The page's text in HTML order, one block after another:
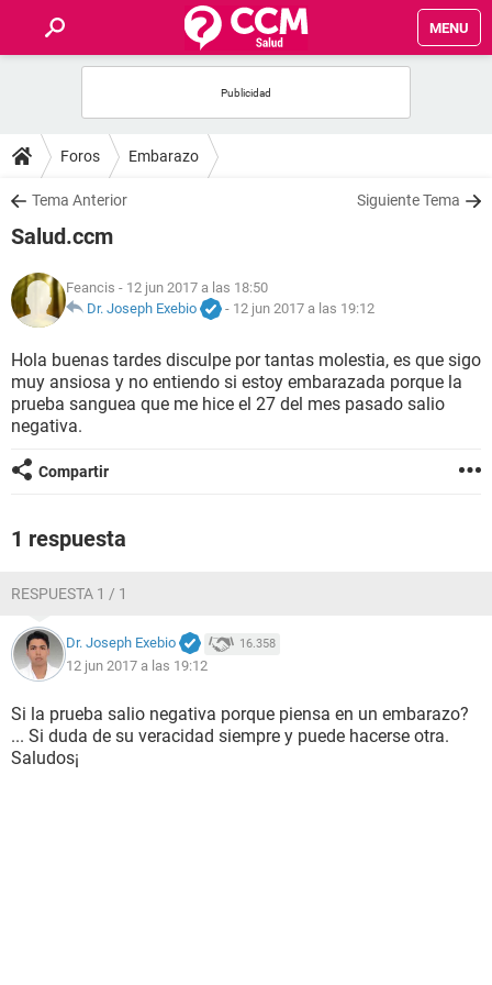
MENU
FOROS
SALUD
NUTRICIÓN
BIENESTAR
SEXUALIDAD
GLOSARIO
Foros Embarazo
Tema Anterior Siguiente Tema
Salud.ccm
Feancis - 12 jun 2017 a las 18:50
Dr. Joseph Exebio
- 12 jun 2017 a las 19:12
Hola buenas tardes disculpe por tantas molestia, es que sigo
muy ansiosa y no entiendo si estoy embarazada porque la
prueba sanguea que me hice el 27 del mes pasado salio
negativa.
Compartir
1 respuesta
RESPUESTA 1 / 1
Dr. Joseph Exebio 16.358
12 jun 2017 a las 19:12
Si la prueba salio negativa porque piensa en un embarazo?
... Si duda de su veracidad siempre y puede hacerse otra.
Saludos¡